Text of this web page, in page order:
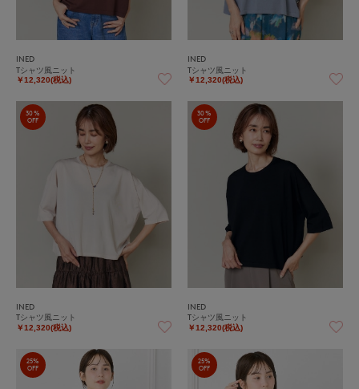
INED
Tシャツ風ニット
￥12,320(税込)
INED
Tシャツ風ニット
￥12,320(税込)
30%
OFF
INED
Tシャツ風ニット
￥12,320(税込)
30%
OFF
INED
Tシャツ風ニット
￥12,320(税込)
25%
OFF
25%
OFF